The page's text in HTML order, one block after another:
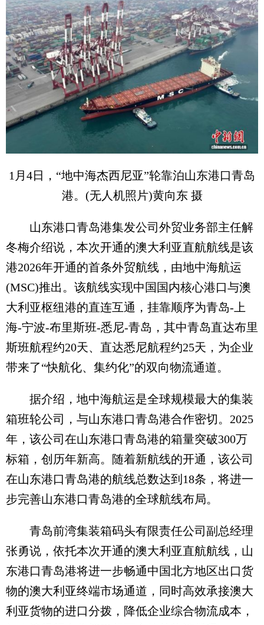
1月4日，“地中海杰西尼亚”轮靠泊山东港口青岛
港。(无人机照片)黄向东 摄
山东港口青岛港集发公司外贸业务部主任解
冬梅介绍说，本次开通的澳大利亚直航航线是该
港2026年开通的首条外贸航线，由地中海航运
(MSC)推出。该航线实现中国国内核心港口与澳
大利亚枢纽港的直连互通，挂靠顺序为青岛-上
海-宁波-布里斯班-悉尼-青岛，其中青岛直达布里
斯班航程约20天、直达悉尼航程约25天，为企业
带来了“快航化、集约化”的双向物流通道。
据介绍，地中海航运是全球规模最大的集装
箱班轮公司，与山东港口青岛港合作密切。2025
年，该公司在山东港口青岛港的箱量突破300万
标箱，创历年新高。随着新航线的开通，该公司
在山东港口青岛港的航线总数达到18条，将进一
步完善山东港口青岛港的全球航线布局。
青岛前湾集装箱码头有限责任公司副总经理
张勇说，依托本次开通的澳大利亚直航航线，山
东港口青岛港将进一步畅通中国北方地区出口货
物的澳大利亚终端市场通道，同时高效承接澳大
利亚货物的进口分拨，降低企业综合物流成本，